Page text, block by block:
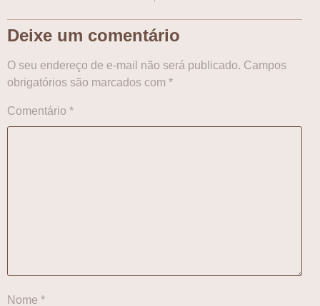
Deixe um comentário
O seu endereço de e-mail não será publicado. Campos
obrigatórios são marcados com *
Comentário *
Nome *